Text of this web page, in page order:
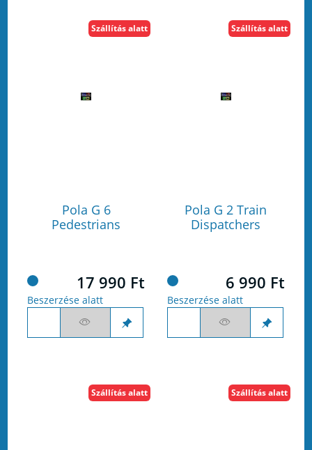
Pola G 6
Pedestrians
Szállítás alatt
17 990 Ft
Beszerzése alatt
Pola G 2 Train
Dispatchers
Szállítás alatt
6 990 Ft
Beszerzése alatt
Szállítás alatt Szállítás alatt